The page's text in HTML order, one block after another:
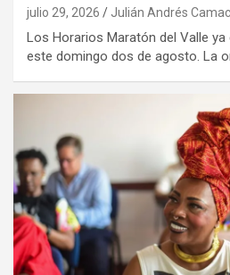
julio 29, 2026 Julián Andrés
Los Horarios Maratón del Valle
este domingo dos de agosto. La